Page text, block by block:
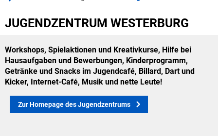
Verwaltung & Werke
Klimaschutz
Förderungen der VG für private Umbauten
Kindertagesstätten
Zentralbücherei
Jugend
Vereine
Jugend
JUGENDZENTRUM WESTERBURG
Workshops, Spielaktionen und Kreativkurse, Hilfe bei
Hausaufgaben und Bewerbungen, Kinderprogramm,
Getränke und Snacks im Jugendcafé, Billard, Dart und
Kicker, Internet-Café, Musik und nette Leute!
Zur Homepage des Jugendzentrums